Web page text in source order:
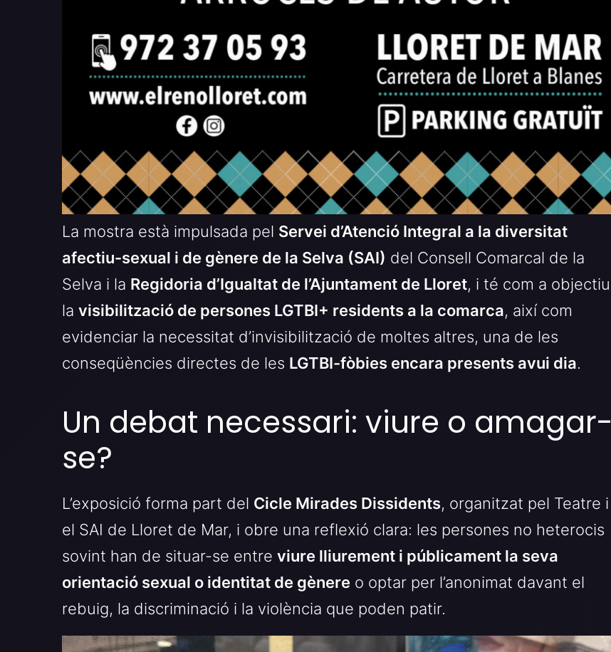
La mostra està impulsada pel Servei d’Atenció Integral a la diversitat
afectiu-sexual i de gènere de la Selva (SAI) del Consell Comarcal de la
Selva i la Regidoria d’Igualtat de l’Ajuntament de Lloret, i té com a objectiu
la visibilització de persones LGTBI+ residents a la comarca, així com
evidenciar la necessitat d’invisibilització de moltes altres, una de les
conseqüències directes de les LGTBI-fòbies encara presents avui dia.
Un debat necessari: viure o amagar-
se?
L’exposició forma part del Cicle Mirades Dissidents, organitzat pel Teatre i
el SAI de Lloret de Mar, i obre una reflexió clara: les persones no heterocis
sovint han de situar-se entre viure lliurement i públicament la seva
orientació sexual o identitat de gènere o optar per l’anonimat davant el
rebuig, la discriminació i la violència que poden patir.